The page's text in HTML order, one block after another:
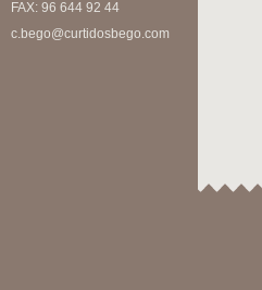
FAX: 96 644 92 44
c.bego@curtidosbego.com